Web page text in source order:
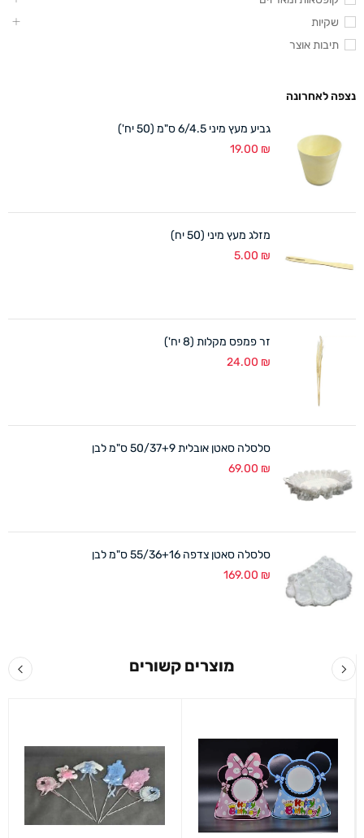
שקיות
תיבות אוצר
נצפה לאחרונה
גביע מעץ מיני 6/4.5 ס"מ (50 יח')
19.00 ₪
מזלג מעץ מיני (50 יח)
5.00 ₪
זר פמפס מקלות (8 יח')
24.00 ₪
סלסלה סאטן אובלית 50/37+9 ס"מ לבן
69.00 ₪
סלסלה סאטן צדפה 55/36+16 ס"מ לבן
169.00 ₪
מוצרים קשורים